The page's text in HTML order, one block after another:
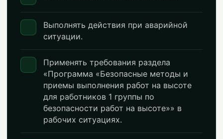
Выполнять действия при аварийной
ситуации.
Применять требования раздела
«Программа «Безопасные методы и
приемы выполнения работ на высоте
для работников 1 группы по
безопасности работ на высоте»» в
рабочих ситуациях.